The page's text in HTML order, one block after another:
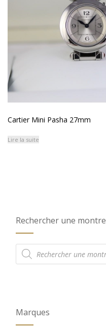
Cartier Mini Pasha 27mm
Lire la suite
Rechercher une montre
Recherche
de
produits
Marques